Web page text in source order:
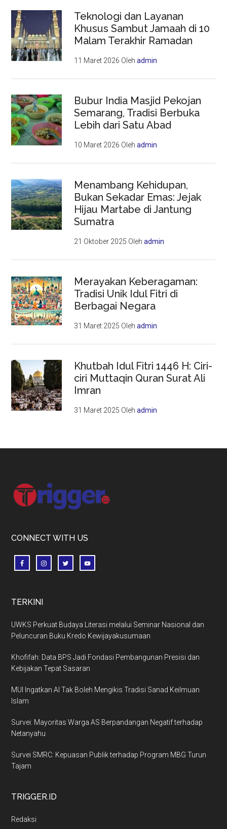
Teknologi dan Layanan
Khusus Sambut Jamaah di 10
Malam Terakhir Ramadan
11 Maret 2026 Olehadmin
Bubur India Masjid Pekojan
Semarang, Tradisi Berbuka
Lebih dari Satu Abad
10 Maret 2026 Olehadmin
Menambang Kehidupan,
Bukan Sekadar Emas: Jejak
Hijau Martabe di Jantung
Sumatra
21 Oktober 2025 Olehadmin
Merayakan Keberagaman:
Tradisi Unik Idul Fitri di
Berbagai Negara
31 Maret 2025 Olehadmin
Khutbah Idul Fitri 1446 H: Ciri-
ciri Muttaqin Quran Surat Ali
Imran
31 Maret 2025 Olehadmin
Footer
CONNECT WITH US
TERKINI
UWKS Perkuat Budaya Literasi melalui Seminar Nasional dan
Peluncuran Buku Kredo Kewijayakusumaan
Khofifah: Data BPS Jadi Fondasi Pembangunan Presisi dan
Kebijakan Tepat Sasaran
MUI Ingatkan AI Tak Boleh Mengikis Tradisi Sanad Keilmuan
Islam
Survei: Mayoritas Warga AS Berpandangan Negatif terhadap
Netanyahu
Survei SMRC: Kepuasan Publik terhadap Program MBG Turun
Tajam
TRIGGER.ID
Redaksi